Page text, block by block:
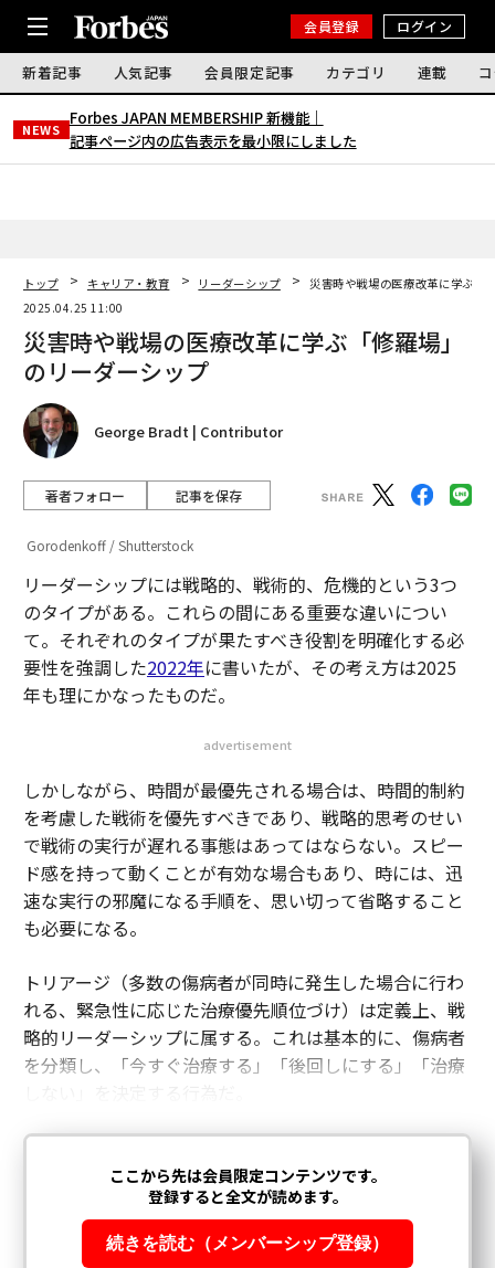
会員登録 ログイン
新着記事 人気記事 会員限定記事 カテゴリ 連載
NEWS
Forbes JAPAN MEMBERSHIP 新機能｜
記事ページ内の広告表示を最小限にしました
トップ キャリア・教育 リーダーシップ
災害時や戦場の医療改革に学ぶ「
2025.04.25 11:00
災害時や戦場の医療改革に学ぶ「修羅場」
のリーダーシップ
George Bradt | Contributor
著者フォロー 記事を保存
Gorodenkoff / Shutterstock
リーダーシップには戦略的、戦術的、危機的という3つ
のタイプがある。これらの間にある重要な違いについ
て。それぞれのタイプが果たすべき役割を明確化する必
要性を強調した2022年に書いたが、その考え方は2025
年も理にかなったものだ。
advertisement
しかしながら、時間が最優先される場合は、時間的制約
を考慮した戦術を優先すべきであり、戦略的思考のせい
で戦術の実行が遅れる事態はあってはならない。スピー
ド感を持って動くことが有効な場合もあり、時には、迅
速な実行の邪魔になる手順を、思い切って省略すること
も必要になる。
トリアージ（多数の傷病者が同時に発生した場合に行わ
れる、緊急性に応じた治療優先順位づけ）は定義上、戦
略的リーダーシップに属する。これは基本的に、傷病者
を分類し、「今すぐ治療する」「後回しにする」「治療